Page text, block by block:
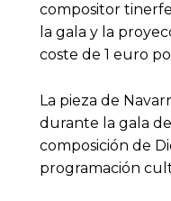
compositor
la gala y la
coste de 1 euro
La pieza de
durante la gala
composición de
programación